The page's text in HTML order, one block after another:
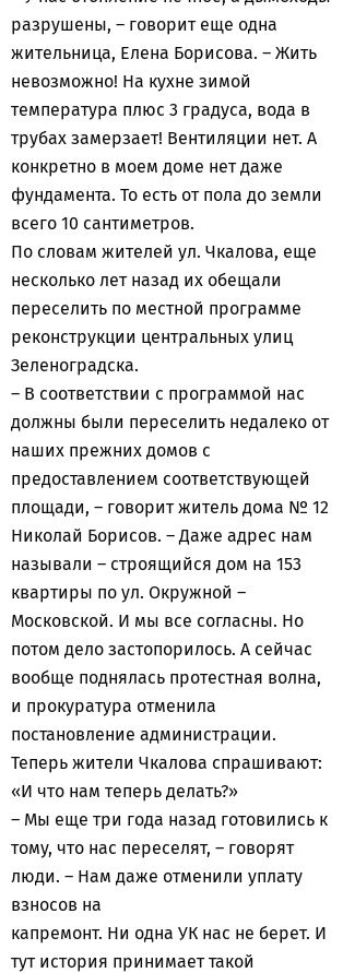
разрушены, – говорит еще одна
жительница, Елена Борисова. – Жить
невозможно! На кухне зимой
температура плюс 3 градуса, вода в
трубах замерзает! Вентиляции нет. А
конкретно в моем доме нет даже
фундамента. То есть от пола до земли
всего 10 сантиметров.
По словам жителей ул. Чкалова, еще
несколько лет назад их обещали
переселить по местной программе
реконструкции центральных улиц
Зеленоградска.
– В соответствии с программой нас
должны были переселить недалеко от
наших прежних домов с
предоставлением соответствующей
площади, – говорит житель дома № 12
Николай Борисов. – Даже адрес нам
называли – строящийся дом на 153
квартиры по ул. Окружной –
Московской. И мы все согласны. Но
потом дело застопорилось. А сейчас
вообще поднялась протестная волна,
и прокуратура отменила
постановление администрации.
Теперь жители Чкалова спрашивают:
«И что нам теперь делать?»
– Мы еще три года назад готовились к
тому, что нас переселят, – говорят
люди. – Нам даже отменили уплату
взносов на
капремонт. Ни одна УК нас не берет. И
тут история принимает такой